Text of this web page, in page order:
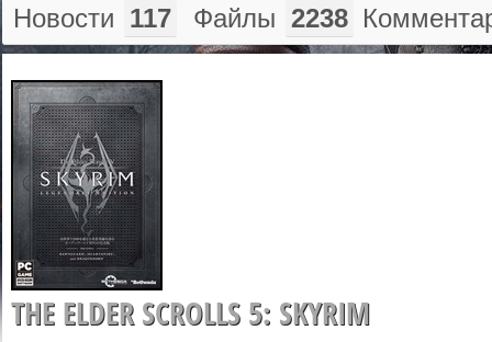
Новости 117 Файлы 2238
THE ELDER SCROLLS 5: SKYRIM